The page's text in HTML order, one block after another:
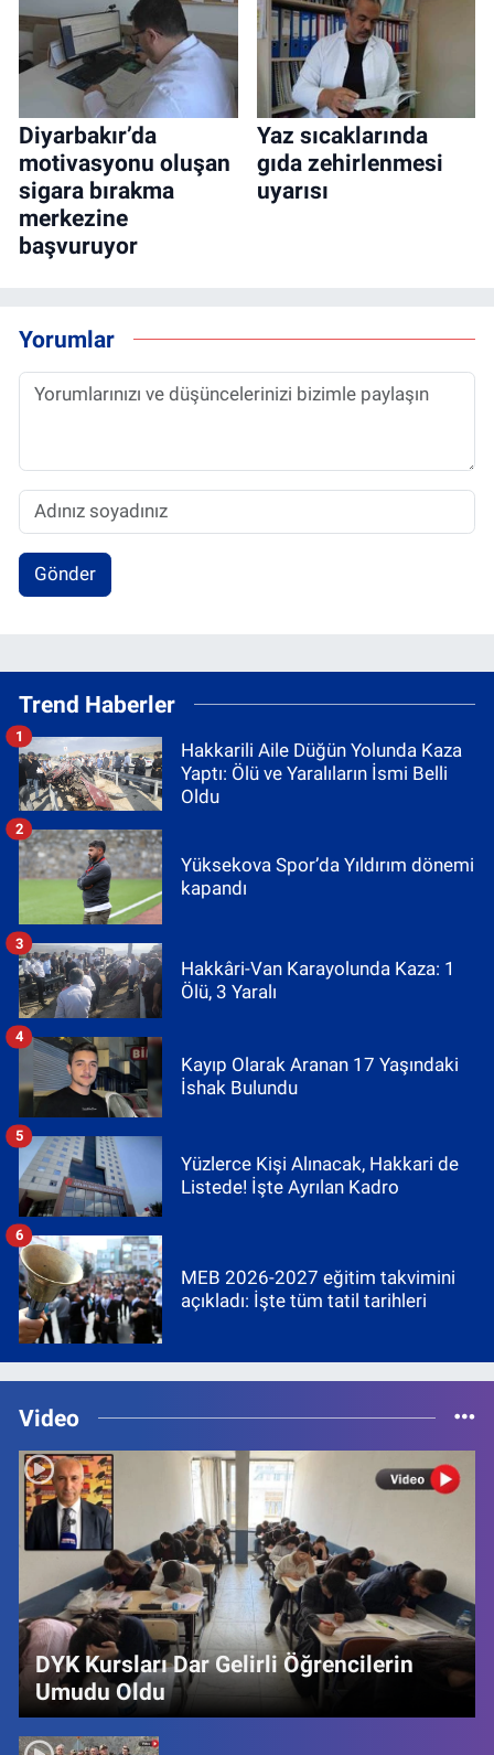
Diyarbakır’da
motivasyonu oluşan
sigara bırakma
merkezine
başvuruyor
Yaz sıcaklarında
gıda zehirlenmesi
uyarısı
Yorumlar
Gönder
Trend Haberler
Hakkarili Aile Düğün Yolunda Kaza
Yaptı: Ölü ve Yaralıların İsmi Belli
Oldu
1
Yüksekova Spor’da Yıldırım dönemi
kapandı
2
Hakkâri-Van Karayolunda Kaza: 1
Ölü, 3 Yaralı
3
Kayıp Olarak Aranan 17 Yaşındaki
İshak Bulundu
4
Yüzlerce Kişi Alınacak, Hakkari de
Listede! İşte Ayrılan Kadro
5
MEB 2026-2027 eğitim takvimini
açıkladı: İşte tüm tatil tarihleri
6
Video
DYK Kursları Dar Gelirli Öğrencilerin
Umudu Oldu